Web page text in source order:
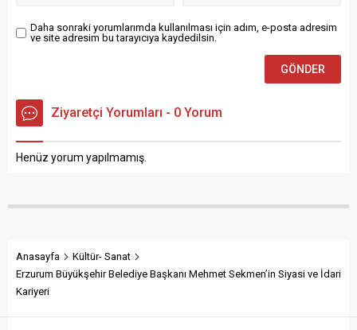
duyuruldu. Oylamada LNZ...
Daha sonraki yorumlarımda kullanılması için adım, e-posta adresim
ve site adresim bu tarayıcıya kaydedilsin.
Ziyaretçi Yorumları - 0 Yorum
Henüz yorum yapılmamış.
Anasayfa
Kültür- Sanat
Erzurum Büyükşehir Belediye Başkanı Mehmet Sekmen’in Siyasi ve İdari
Kariyeri